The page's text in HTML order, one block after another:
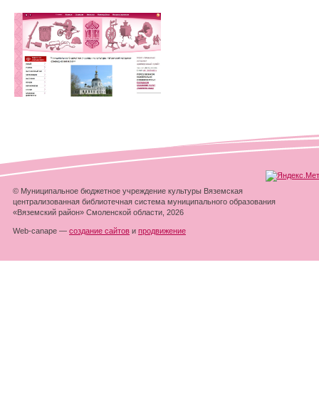
© Муниципальное бюджетное учреждение культуры Вяземская
централизованная библиотечная система муниципального образования
«Вяземский район» Смоленской области, 2026
Web-canape — создание сайтов и продвижение